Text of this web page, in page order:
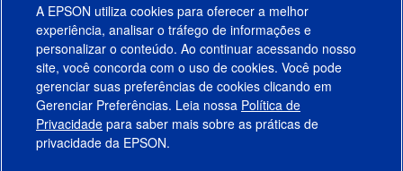
Produtos
Suporte
A EPSON utiliza cookies para oferecer a melhor
experiência, analisar o tráfego de informações e
personalizar o conteúdo. Ao continuar acessando nosso
site, você concorda com o uso de cookies. Você pode
gerenciar suas preferências de cookies clicando em
Gerenciar Preferências. Leia nossa Política de
Privacidade para saber mais sobre as práticas de
privacidade da EPSON.